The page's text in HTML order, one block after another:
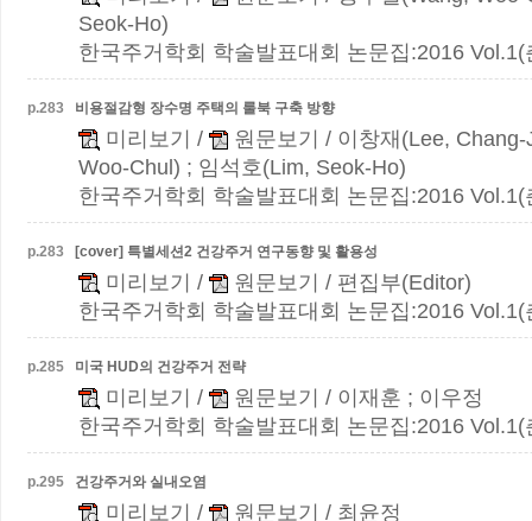
Seok-Ho)
한국주거학회 학술발표대회 논문집:2016
p.283 비용절감형 장수명 주택의 룰북 구축 방향
미리보기 / 원문보기
/ 이창재(Lee,
Woo-Chul) ; 임석호(Lim, Seok-Ho)
한국주거학회 학술발표대회 논문집:2016
p.283 [cover] 특별세션2 건강주거 연구동향 및 활용성
미리보기 / 원문보기
/ 편집부(Editor)
한국주거학회 학술발표대회 논문집:2016
p.285 미국 HUD의 건강주거 전략
미리보기 / 원문보기
/ 이재훈 ; 이우정
한국주거학회 학술발표대회 논문집:2016
p.295 건강주거와 실내오염
미리보기 / 원문보기
/ 최윤정